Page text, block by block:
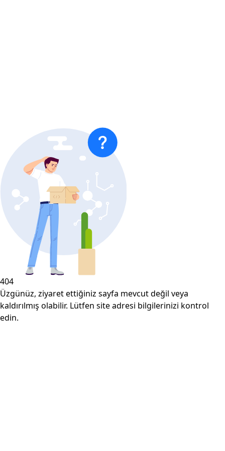
404
Üzgünüz, ziyaret ettiğiniz sayfa mevcut değil veya
kaldırılmış olabilir. Lütfen site adresi bilgilerinizi kontrol
edin.